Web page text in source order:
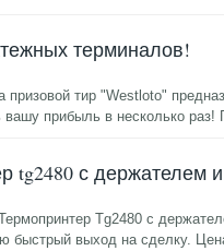
терминалов!
призовой тир "Westloto"
вашу прибыль в несколько
tg2480 с держателем
Tg2480 с
быстрый выход на сделку.